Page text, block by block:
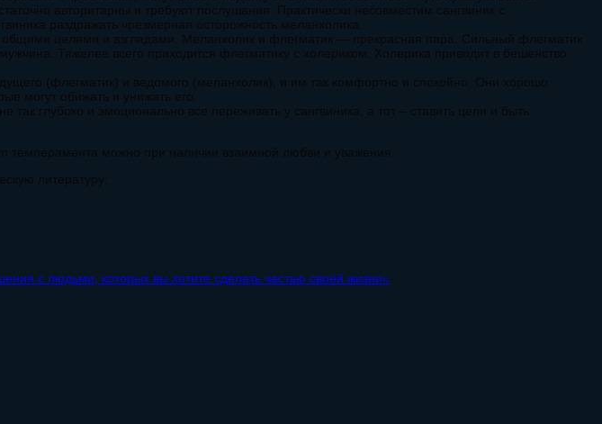
авторитарны и требуют послушания. Практически несовместим сангвиник с
раздражать чрезмерная осторожность меланхолика.
целями и взглядами. Меланхолик и флегматик — прекрасная пара. Сильный флегматик
Тяжелее всего приходится флегматику с холериком. Холерика приводит в бешенство
(флегматик) и ведомого (меланхолик), и им так комфортно и спокойно. Они хорошо
могут обижать и унижать его.
глубоко и эмоционально все переживать у сангвиника, а тот – ставить цели и быть
темперамента можно при наличии взаимной любви и уважения.
литературу:
с людьми, которых вы хотите сделать частью своей жизни»